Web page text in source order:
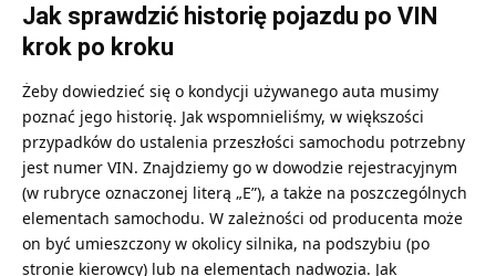
Jak sprawdzić historię pojazdu po VIN
krok po kroku
Żeby dowiedzieć się o kondycji używanego auta musimy
poznać jego historię. Jak wspomnieliśmy, w większości
przypadków do ustalenia przeszłości samochodu potrzebny
jest numer VIN. Znajdziemy go w dowodzie rejestracyjnym
(w rubryce oznaczonej literą „E”), a także na poszczególnych
elementach samochodu. W zależności od producenta może
on być umieszczony w okolicy silnika, na podszybiu (po
stronie kierowcy) lub na elementach nadwozia. Jak